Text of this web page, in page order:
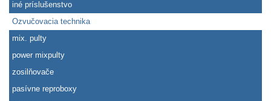
iné príslušenstvo
Ozvučovacia technika
mix. pulty
power mixpulty
zosilňovače
pasívne reproboxy